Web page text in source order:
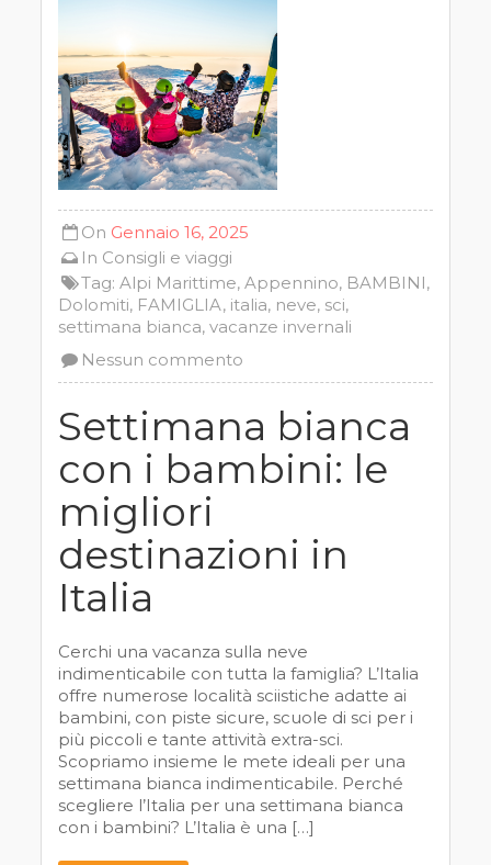
On Gennaio 16, 2025
In Consigli e viaggi
Tag:Alpi Marittime,Appennino, BAMBINI,
Dolomiti, FAMIGLIA, italia, neve, sci,
settimana bianca,vacanze invernali
Nessun commento
Settimana bianca
con i bambini: le
migliori
destinazioni in
Italia
Cerchi una vacanza sulla neve
indimenticabile con tutta la famiglia? L’Italia
offre numerose località sciistiche adatte ai
bambini, con piste sicure, scuole di sci per i
più piccoli e tante attività extra-sci.
Scopriamo insieme le mete ideali per una
settimana bianca indimenticabile. Perché
scegliere l’Italia per una settimana bianca
con i bambini? L’Italia è una […]